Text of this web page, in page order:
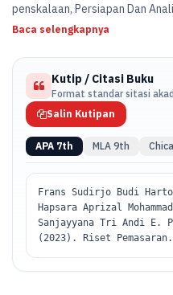
penskalaan, Persiapan Dan
Baca selengkapnya
Kutip / Citasi Buku
Format standar sitasi
Salin Kutipan
APA 7th MLA 9th
Frans Sudirjo Budi
Hapsara Aprizal
Sanjayyana Tri Andi E.
(2023). Riset